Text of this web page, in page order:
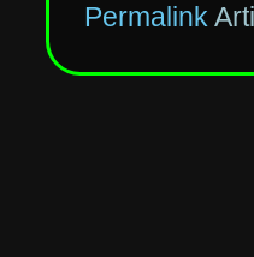
Permalink